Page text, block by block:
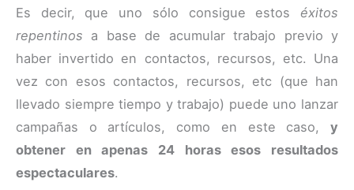
Es decir, que uno sólo consigue estos éxitos
repentinos a base de acumular trabajo previo y
haber invertido en contactos, recursos, etc. Una
vez con esos contactos, recursos, etc (que han
llevado siempre tiempo y trabajo) puede uno lanzar
campañas o artículos, como en este caso, y
obtener en apenas 24 horas esos resultados
espectaculares.